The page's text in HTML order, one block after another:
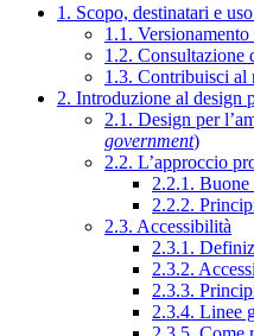
1. Scopo, destinatari e
1.1.
1.2. Consultazione
1.3. Contribuisci al
2. Introduzione al design
2.1. Design per
government)
2.2. L’approccio
2.2.1. Buone
2.2.2.
2.3. Accessibilità
2.3.1.
2.3.2.
2.3.3.
2.3.4. Linee